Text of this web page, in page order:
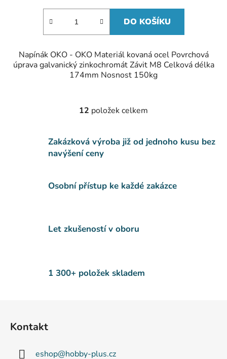
DO KOŠÍKU
Napínák OKO - OKO Materiál kovaná ocel Povrchová
úprava galvanický zinkochromát Závit M8 Celková délka
174mm Nosnost 150kg
O
l
á
c
í
v
ý
12 položek celkem
Zakázková výroba již od jednoho kusu bez
navýšení ceny
Osobní přístup ke každé zakázce
Let zkušeností v oboru
1 300+ položek skladem
Kontakt
eshop@hobby-plus.cz